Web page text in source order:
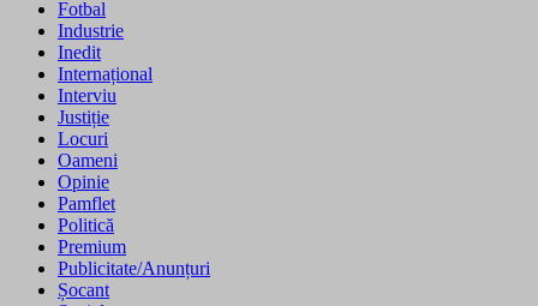
Fotbal
Industrie
Inedit
Internațional
Interviu
Justiție
Locuri
Oameni
Opinie
Pamflet
Politică
Premium
Publicitate/Anunțuri
Șocant